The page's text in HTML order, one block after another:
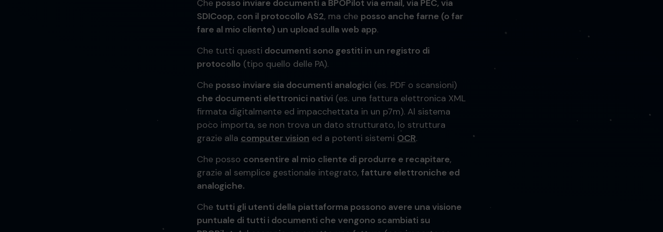
Che posso inviare documenti a BPOPilot via email, via PEC, via
SDICoop, con il protocollo AS2, ma che posso anche farne (o far
fare al mio cliente) un upload sulla web app.
Che tutti questi documenti sono gestiti in un registro di
protocollo (tipo quello delle PA).
Che posso inviare sia documenti analogici (es. PDF o scansioni)
che documenti elettronici nativi (es. una fattura elettronica XML
firmata digitalmente ed impacchettata in un p7m). Al sistema
poco importa, se non trova un dato strutturato, lo struttura
grazie alla computer vision ed a potenti sistemi OCR.
Che posso consentire al mio cliente di produrre e recapitare,
grazie al semplice gestionale integrato, fatture elettroniche ed
analogiche.
Che tutti gli utenti della piattaforma possono avere una visione
puntuale di tutti i documenti che vengono scambiati su